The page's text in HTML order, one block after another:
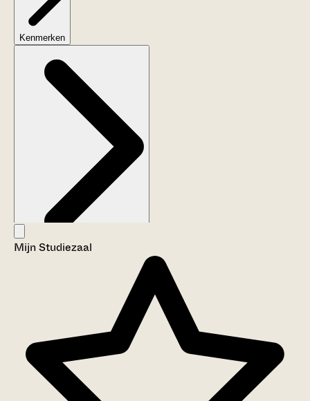
Kenmerken
Aanwijzingen voor de gebruiker
Mijn Studiezaal